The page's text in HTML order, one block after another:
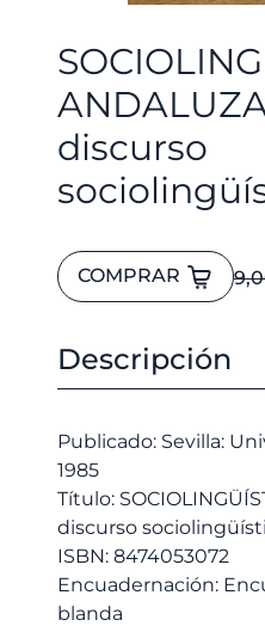
discurso
SOCIOLINGÜÍSTICA
ANDALUZA
El
cantidad
COMPRAR
Descripción
Publicado: Sevilla:
1985
Título:
discurso
ISBN: 8474053072
Encuadernación:
blanda